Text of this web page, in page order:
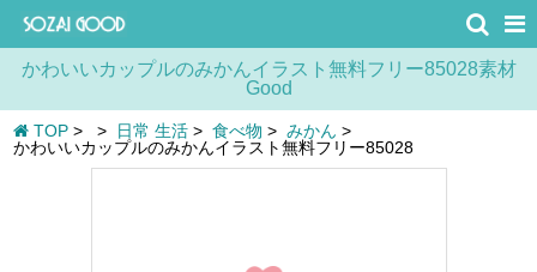
かわいいカップルのみかんイラスト無料フリー85028素材
Good
TOP > > 日常 生活 > 食べ物 > みかん >
かわいいカップルのみかんイラスト無料フリー85028